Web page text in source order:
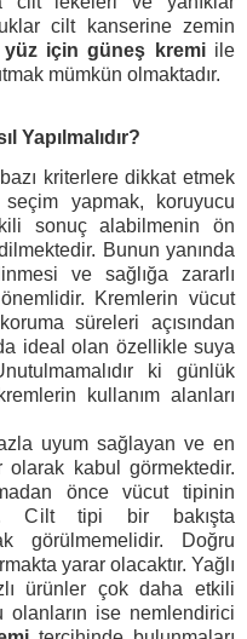
cilt kanserine zemin
yüz için güneş kremiile
mümkün olmaktadır.
Yapılmalıdır?
kriterlere dikkat etmek
yapmak, koruyucu
sonuç alabilmenin ön
Bunun yanında
ve sağlığa zararlı
Kremlerin vücut
süreleri açısından
ideal olan özellikle suya
ki günlük
kullanım alanları
uyum sağlayan ve en
olarak kabul görmektedir.
önce vücut tipinin
Cilt tipi bir bakışta
görülmemelidir. Doğru
yarar olacaktır. Yağlı
ürünler çok daha etkili
ise nemlendirici